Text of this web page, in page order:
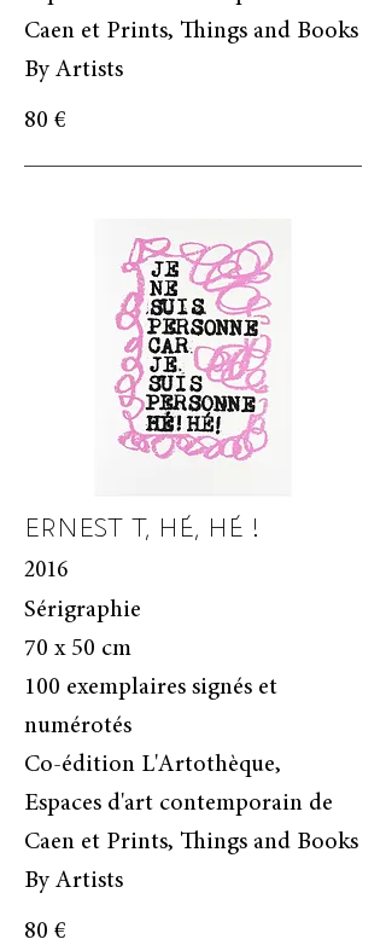
Caen et Prints, Things and Books
By Artists
80 €
ERNEST T, HÉ, HÉ !
2016
Sérigraphie
70 x 50 cm
100 exemplaires signés et
numérotés
Co-édition L'Artothèque,
Espaces d'art contemporain de
Caen et Prints, Things and Books
By Artists
80 €